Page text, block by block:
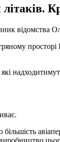
відомства
просторі